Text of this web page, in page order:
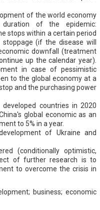
of the world economy
of the epidemic:
stops within a certain period
(if the disease will
downfall (treatment
up the calendar year).
in case of pessimistic
to the global economy at a
and the purchasing power
countries in 2020
global economic as an
to 5% in a year.
of Ukraine and
(conditionally optimistic,
of further research is to
to overcome the crisis in
business; economic